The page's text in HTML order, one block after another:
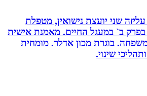
שני יועצת נישואין, מטפלת
ב` במעגל החיים. מאמנת אישית
בוגרת מכון אדלר. מומחית
שינוי.